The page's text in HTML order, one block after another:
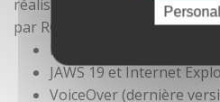
réalisées conformément à la
par RGAA 3.
Firefox et NVDA
JAWS 19 et Internet
VoiceOver (dernière